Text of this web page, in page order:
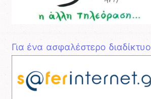
Για ένα ασφαλέστερο διαδίκτυο